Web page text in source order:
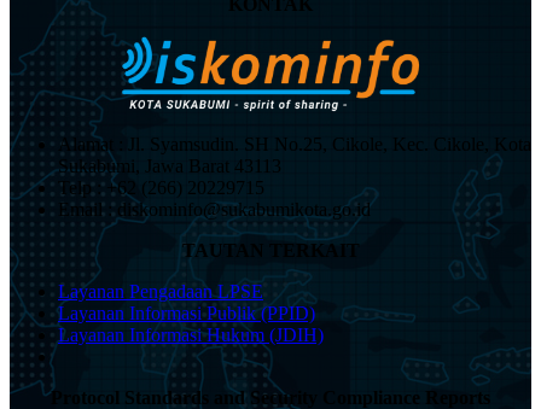
Alamat : Jl. Syamsudin. SH No.25, Cikole, Kec. Cikole, Kota
Sukabumi, Jawa Barat 43113
Telp : +62 (266) 20229715
Email : diskominfo@sukabumikota.go.id
TAUTAN TERKAIT
Layanan Pengadaan LPSE
Layanan Informasi Publik (PPID)
Layanan Informasi Hukum (JDIH)
Protocol Standards and Security Compliance Reports